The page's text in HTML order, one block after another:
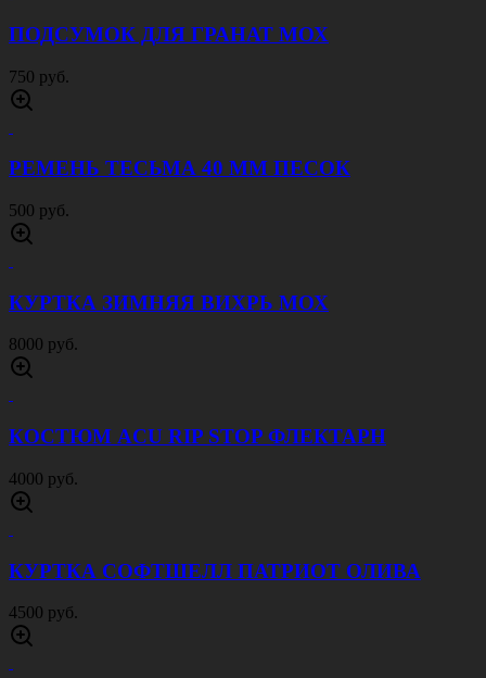
ПОДСУМОК ДЛЯ ГРАНАТ МОХ
750 руб.
РЕМЕНЬ ТЕСЬМА 40 ММ ПЕСОК
500 руб.
КУРТКА ЗИМНЯЯ ВИХРЬ МОХ
8000 руб.
КОСТЮМ ACU RIP STOP ФЛЕКТАРН
4000 руб.
КУРТКА СОФТШЕЛЛ ПАТРИОТ ОЛИВА
4500 руб.